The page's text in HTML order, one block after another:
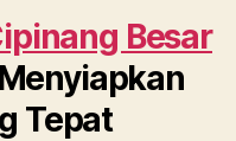
Besar
Tepat